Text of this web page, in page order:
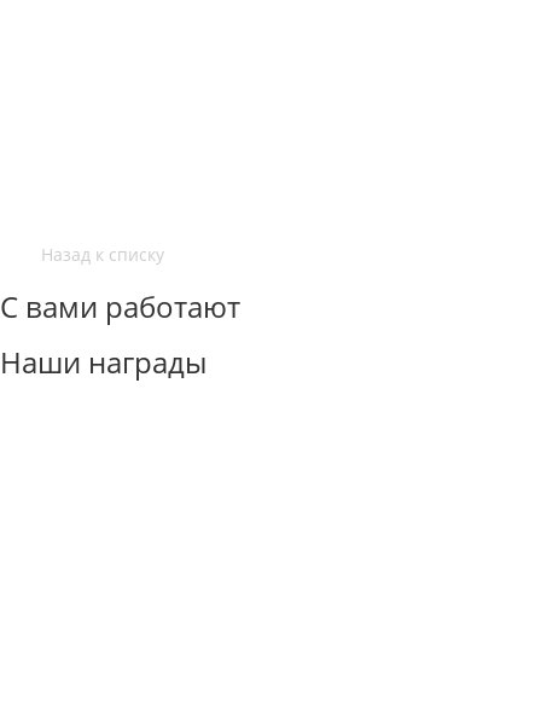
Назад к списку
С вами работают
Наши награды